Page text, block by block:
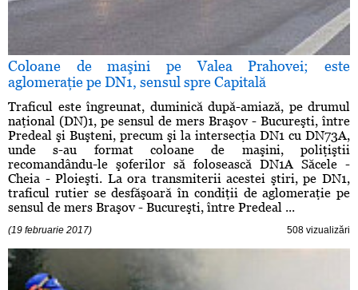
Coloane de maşini pe Valea Prahovei; este
aglomeraţie pe DN1, sensul spre Capitală
Traficul este îngreunat, duminică după-amiază, pe drumul
naţional (DN)1, pe sensul de mers Braşov - Bucureşti, între
Predeal şi Buşteni, precum şi la intersecţia DN1 cu DN73A,
unde s-au format coloane de maşini, poliţiştii
recomandându-le şoferilor să folosească DN1A Săcele -
Cheia - Ploieşti. La ora transmiterii acestei ştiri, pe DN1,
traficul rutier se desfăşoară în condiţii de aglomeraţie pe
sensul de mers Braşov - Bucureşti, între Predeal ...
(19 februarie 2017) 508 vizualizări